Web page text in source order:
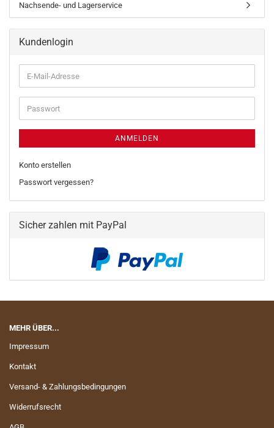
Nachsende- und Lagerservice
Kundenlogin
ANMELDEN
Konto erstellen
Passwort vergessen?
Sicher zahlen mit PayPal
MEHR ÜBER...
Impressum
Kontakt
Versand- & Zahlungsbedingungen
Widerrufsrecht